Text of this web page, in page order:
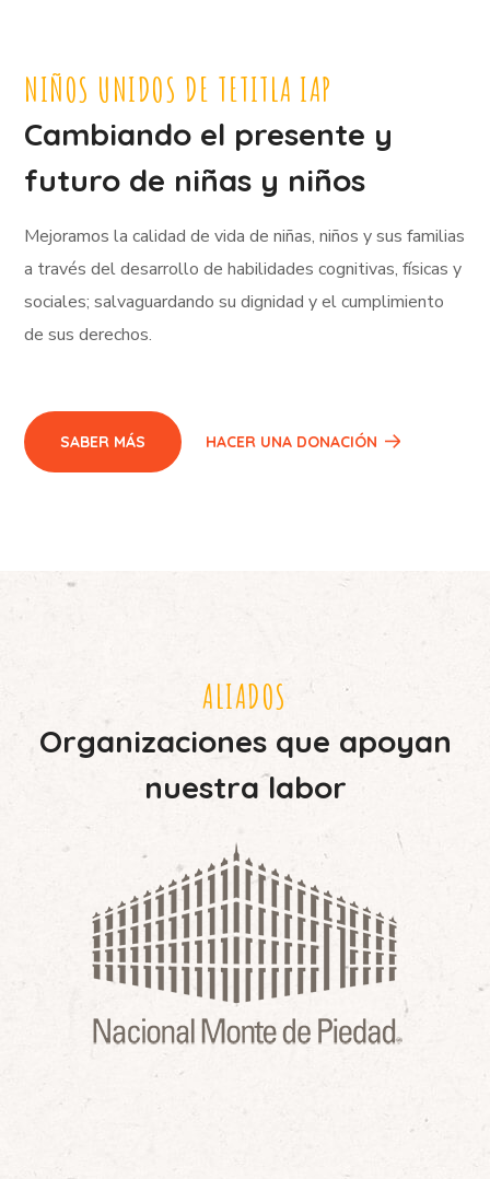
NIÑOS UNIDOS DE TETITLA IAP
Cambiando el presente y
futuro de niñas y niños
Mejoramos la calidad de vida de niñas, niños y sus familias
a través del desarrollo de habilidades cognitivas, físicas y
sociales; salvaguardando su dignidad y el cumplimiento
de sus derechos.
SABER MÁS HACER UNA DONACIÓN
ALIADOS
Organizaciones que apoyan
nuestra labor